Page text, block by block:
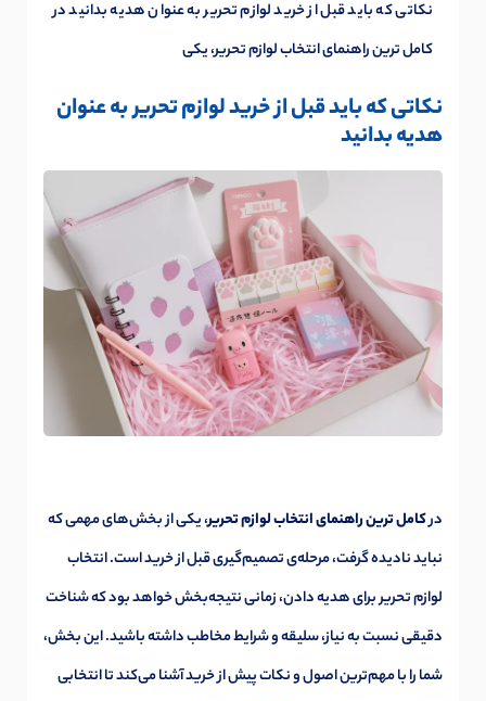
نکاتی که باید قبل از خرید لوازم تحریر به عنوان هدیه بدانید در
کامل ترین راهنمای انتخاب لوازم تحریر، یکی
نکاتی که باید قبل از خرید لوازم تحریر به عنوان
هدیه بدانید
درکامل ترین راهنمای انتخاب لوازم تحریر، یکی از بخش‌های مهمی که
نباید نادیده گرفت، مرحله‌ی تصمیم‌گیری قبل از خرید است. انتخاب
لوازم تحریر برای هدیه دادن، زمانی نتیجه‌بخش خواهد بود که شناخت
دقیقی نسبت به نیاز، سلیقه و شرایط مخاطب داشته باشید. این بخش،
شما را با مهم‌ترین اصول و نکات پیش از خرید آشنا می‌کند تا انتخابی